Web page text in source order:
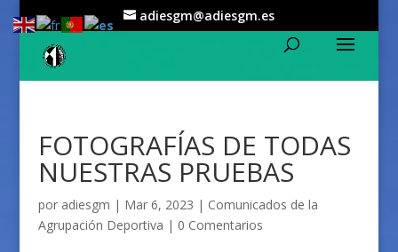
adiesgm@adiesgm.es
FOTOGRAFÍAS DE TODAS
NUESTRAS PRUEBAS
por adiesgm | Mar 6, 2023 | Comunicados de la
Agrupación Deportiva | 0 Comentarios